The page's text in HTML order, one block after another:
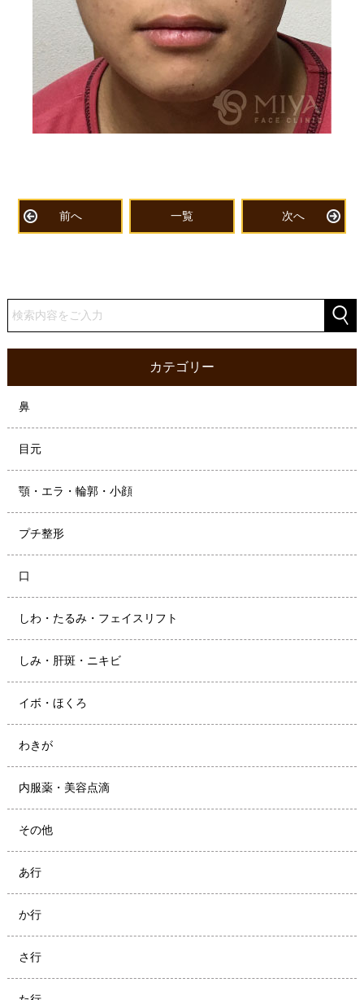
前へ 一覧 次へ
カテゴリー
鼻
目元
顎・エラ・輪郭・小顔
プチ整形
口
しわ・たるみ・フェイスリフト
しみ・肝斑・ニキビ
イボ・ほくろ
わきが
内服薬・美容点滴
その他
あ行
か行
さ行